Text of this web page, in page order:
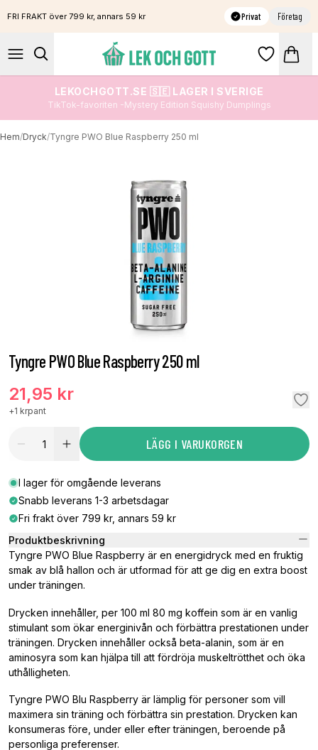
FRI FRAKT över 799 kr, annars 59 kr Privat Företag
LEKOCHGOTT.SE 🇸🇪 LAGER I SVERIGE
TikTok-favoriten -Mystery Edition Squishy Dumplings
Hem/Dryck/Tyngre PWO Blue Raspberry 250 ml
Tyngre PWO Blue Raspberry 250 ml
21,95 kr
+1 krpant
LÄGG I VARUKORGEN
I lager för omgående leverans
Snabb leverans 1-3 arbetsdagar
Fri frakt över 799 kr, annars 59 kr
Produktbeskrivning
Tyngre PWO Blue Raspberry är en energidryck med en fruktig
smak av blå hallon och är utformad för att ge dig en extra boost
under träningen.
Drycken innehåller, per 100 ml 80 mg koffein som är en vanlig
stimulant som ökar energinivån och förbättra prestationen under
träningen. Drycken innehåller också beta-alanin, som är en
aminosyra som kan hjälpa till att fördröja muskeltrötthet och öka
uthålligheten.
Tyngre PWO Blu Raspberry är lämplig för personer som vill
maximera sin träning och förbättra sin prestation. Drycken kan
konsumeras före, under eller efter träningen, beroende på
personliga preferenser.